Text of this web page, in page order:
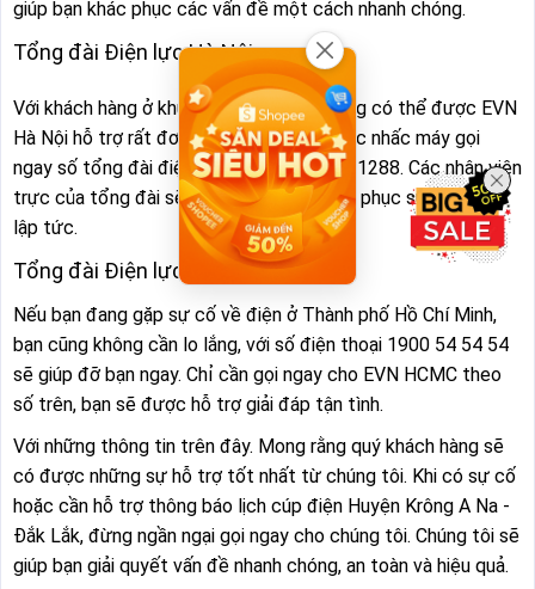
giúp bạn khác phục các vấn đề một cách nhanh chóng.
Tổng đài Điện lực Hà Nội:
Với khách hàng ở khu vực Hà Nội, bạn cũng có thể được EVN
Hà Nội hỗ trợ rất đơn giản, chỉ với thao tác nhấc máy gọi
ngay số tổng đài điện lực Hà Nội là 1900 1288. Các nhân viên
trực của tổng đài sẽ hướng dẫn bạn khác phục sự cố ngay
lập tức.
Tổng đài Điện lực TP. Hồ Chí Minh:
Nếu bạn đang gặp sự cố về điện ở Thành phố Hồ Chí Minh,
bạn cũng không cần lo lắng, với số điện thoại 1900 54 54 54
sẽ giúp đỡ bạn ngay. Chỉ cần gọi ngay cho EVN HCMC theo
số trên, bạn sẽ được hỗ trợ giải đáp tận tình.
Với những thông tin trên đây. Mong rằng quý khách hàng sẽ
có được những sự hỗ trợ tốt nhất từ chúng tôi. Khi có sự cố
hoặc cần hỗ trợ thông báo lịch cúp điện Huyện Krông A Na -
Đắk Lắk, đừng ngần ngại gọi ngay cho chúng tôi. Chúng tôi sẽ
giúp bạn giải quyết vấn đề nhanh chóng, an toàn và hiệu quả.